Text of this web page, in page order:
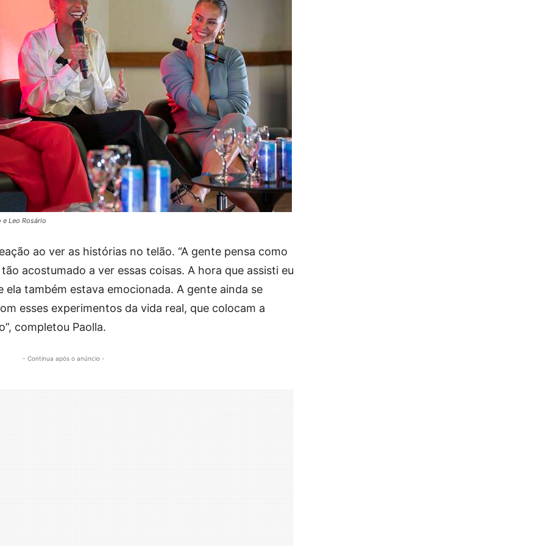
e Leo Rosário
ao ver as histórias no telão. “A gente pensa como
acostumado a ver essas coisas. A hora que assisti eu
ela também estava emocionada. A gente ainda se
esses experimentos da vida real, que colocam a
completou Paolla.
- Continua após o anúncio -